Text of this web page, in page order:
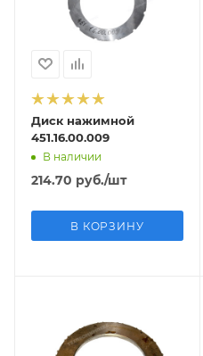
Диск нажимной
451.16.00.009
В наличии
214.70 руб./шт
В КОРЗИНУ